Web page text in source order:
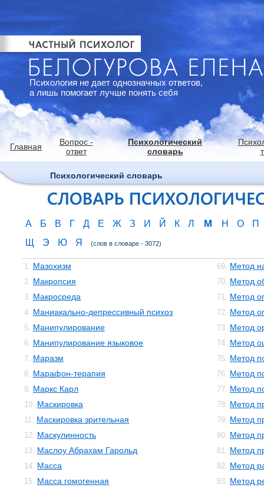
Психология не дает однозначных ответов,
а лишь помогает лучше понять себя
Главная
Вопрос -
ответ
Психологический
словарь
Психологический словарь
А Б В Г Д Е Ж З И Й К Л М Н О
П
Щ
Э Ю Я (слов в словаре - 3072)
1. Мазохизм
2. Макропсия
3. Макросреда
4. Маниакально-депрессивный психоз
5. Манипулирование
6. Манипулирование языковое
7. Маразм
8. Марафон-терапия
9. Маркс Карл
10. Маскировка
11. Маскировка зрительная
12. Маскулинность
13. Маслоу Абрахам Гарольд
14. Масса
15. Масса гомогенная
69. Метод
70. Метод
71. Метод
72. Метод
73. Метод
74. Метод
75. Метод
76. Метод
77. Метод
78. Метод
79. Метод
80. Метод
81. Метод
82. Метод
83. Метод